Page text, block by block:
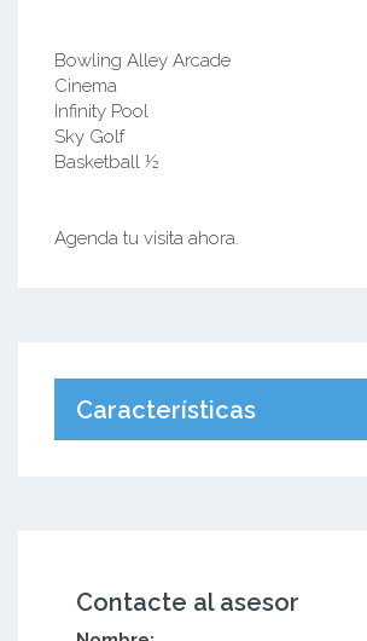
Bowling Alley Arcade
Cinema
Infinity Pool
Sky Golf
Basketball ½
Agenda tu visita ahora.
Características
Contacte al asesor